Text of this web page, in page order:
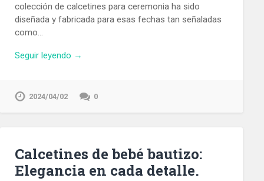
colección de calcetines para ceremonia ha sido
diseñada y fabricada para esas fechas tan señaladas
como…
Seguir leyendo →
2024/04/02 0
Calcetines de bebé bautizo:
Elegancia en cada detalle.